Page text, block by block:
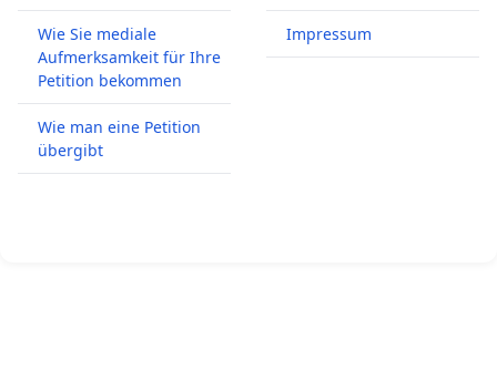
Wie Sie mediale
Aufmerksamkeit für Ihre
Petition bekommen
Wie man eine Petition
übergibt
Impressum